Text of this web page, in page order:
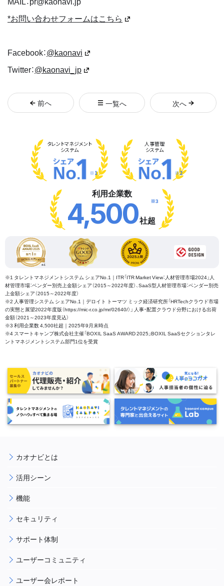
*お問い合わせフォームはこちら
Facebook：@kaonavi
Twitter：@kaonavi_jp
前へ 一覧へ 次へ
タレントマネジメント
システム
※1
人事管理
システム
※2
利用企業数
4,500社超
※3
※1 タレントマネジメントシステム シェアNo.1｜ITR「ITR Market View：人材管理市場2024」人
材管理市場：ベンダー別売上金額シェア（2015～2022年度）、SaaS型人材管理市場：ベンダー別売
上金額シェア（2015～2022年度）
※2 人事管理システム シェアNo.1｜デロイト トーマツ ミック経済研究所「HRTechクラウド市場
の実態と展望2022年度版（https://mic-r.co.jp/mr/02640/）」 人事・配置クラウド分野における出荷
金額（2021～2023年度見込）
※3 利用企業数 4,500社超｜2025年9月末時点
※4 スマートキャンプ株式会社主催「BOXIL SaaS AWARD 2025」BOXIL SaaSセクションタレ
ントマネジメントシステム部門1位を受賞
カオナビとは
活用シーン
機能
セキュリティ
サポート体制
ユーザーコミュニティ
ユーザー会レポート